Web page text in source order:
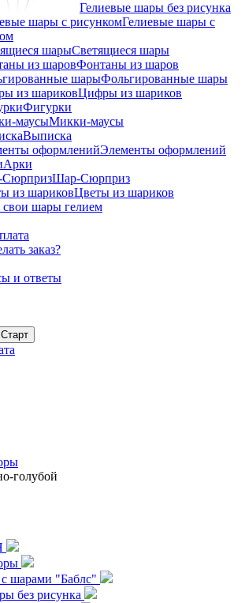
Гелиевые шары без рисунка
Гелиевые шары с
Светящиеся шары
Фонтаны из шаров
Фольгированные шары
Цифры из шариков
Фигурки
Микки-маусы
Выписка
Элементы оформлений
Арки
Шар-Сюрприз
Цветы из шариков
свои шары гелием
заказ?
и ответы
голубой
шарами "Баблс"
без рисунка